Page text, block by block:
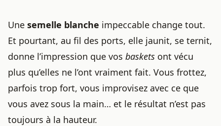
Une semelle blanche impeccable change tout.
Et pourtant, au fil des ports, elle jaunit, se ternit,
donne l’impression que vos baskets ont vécu
plus qu’elles ne l’ont vraiment fait. Vous frottez,
parfois trop fort, vous improvisez avec ce que
vous avez sous la main… et le résultat n’est pas
toujours à la hauteur.